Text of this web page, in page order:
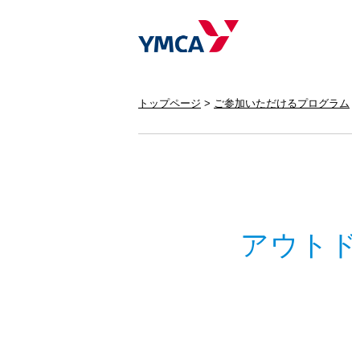
トップページ ご参加いただけるプログラム
アウト